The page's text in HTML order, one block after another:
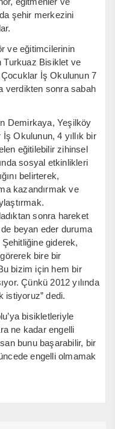
şehir merkezini
ve eğitimcilerinin
Turkuaz Bisiklet ve
İş Okulunun 7
verdikten sonra sabah
Demirkaya, Yeşilköy
Okulunun, 4 yıllık bir
eğitilebilir zihinsel
sosyal etkinlikleri
belirterek,
kazandırmak ve
sonra hareket
beyan eder duruma
giderek,
bire bir
bizim için hem bir
Çünkü 2012 yılında
istiyoruz” dedi.
bisikletleriyle
ne kadar engelli
bunu başarabilir, bir
engelli olmamak